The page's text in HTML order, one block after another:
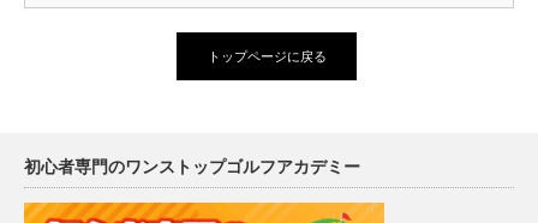
トップページに戻る
初心者専門のワンストップゴルフアカデミー